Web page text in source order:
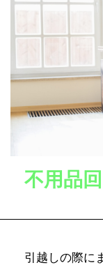
不用品
引越しの際に